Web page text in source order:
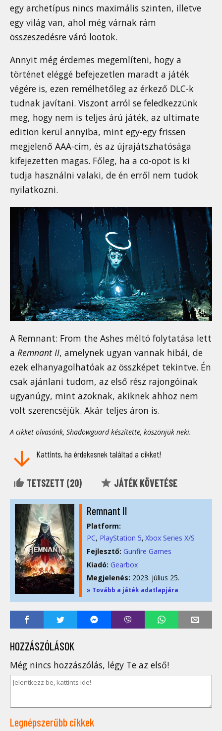
egy archetípus nincs maximális szinten, illetve
egy világ van, ahol még várnak rám
összeszedésre váró lootok.
Annyit még érdemes megemlíteni, hogy a
történet eléggé befejezetlen maradt a játék
végére is, ezen remélhetőleg az érkező DLC-k
tudnak javítani. Viszont arról se feledkezzünk
meg, hogy nem is teljes árú játék, az ultimate
edition kerül annyiba, mint egy-egy frissen
megjelenő AAA-cím, és az újrajátszhatósága
kifejezetten magas. Főleg, ha a co-opot is ki
tudja használni valaki, de én erről nem tudok
nyilatkozni.
A Remnant: From the Ashes méltó folytatása lett
a Remnant II, amelynek ugyan vannak hibái, de
ezek elhanyagolhatóak az összképet tekintve. Én
csak ajánlani tudom, az első rész rajongóinak
ugyanúgy, mint azoknak, akiknek ahhoz nem
volt szerencséjük. Akár teljes áron is.
A cikket olvasónk, Shadowguard készítette, köszönjük neki.
Kattints, ha érdekesnek találtad a cikket!
TETSZETT (20) JÁTÉK KÖVETÉSE
Remnant II
Platform:
PC PlayStation 5 Xbox Series X/S
Fejlesztő: Gunfire Games
Kiadó: Gearbox
Megjelenés: 2023. július 25.
» Tovább a játék adatlapjára
HOZZÁSZÓLÁSOK
Még nincs hozzászólás, légy Te az első!
Legnépszerűbb cikkek